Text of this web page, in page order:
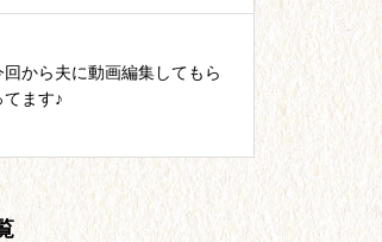
回から夫に動画編集してもら
てます♪
っしょにIKUJI★セルフコーチ
グ記事一覧